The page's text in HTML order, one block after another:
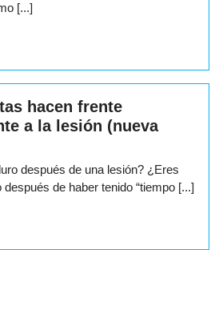
[...]
hacen frente
a la lesión (nueva
después de una lesión? ¿Eres
de haber tenido “tiempo [...]